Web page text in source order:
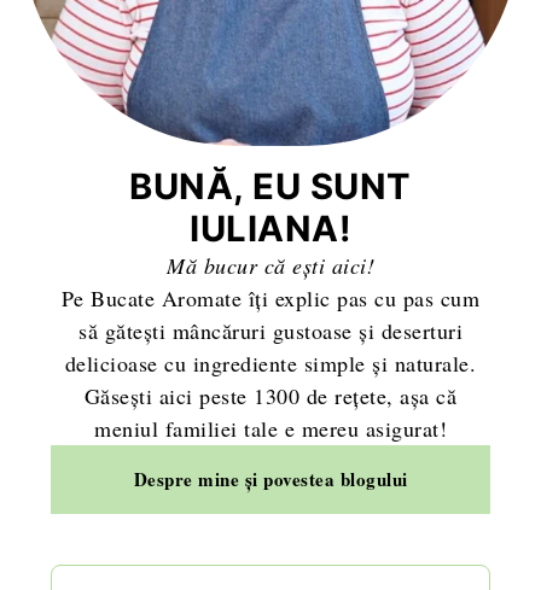
BUNĂ, EU SUNT
IULIANA!
Mă bucur că ești aici!
Pe Bucate Aromate îți explic pas cu pas cum
să gătești mâncăruri gustoase și deserturi
delicioase cu ingrediente simple și naturale.
Găsești aici peste 1300 de rețete, așa că
meniul familiei tale e mereu asigurat!
Despre mine și povestea blogului